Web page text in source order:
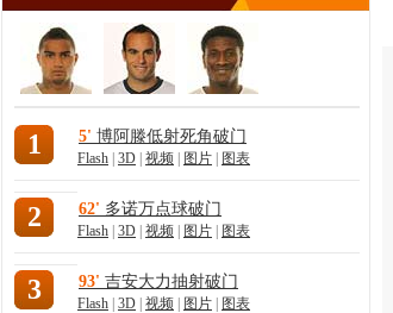
1 5' 博阿滕低射死角破门
Flash 3D 视频 图片 图表
2 62' 多诺万点球破门
Flash 3D 视频 图片 图表
3 93' 吉安大力抽射破门
Flash 3D 视频 图片 图表